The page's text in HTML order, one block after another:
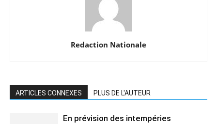
Redaction Nationale
ARTICLES CONNEXES PLUS DE L'AUTEUR
En prévision des intempéries